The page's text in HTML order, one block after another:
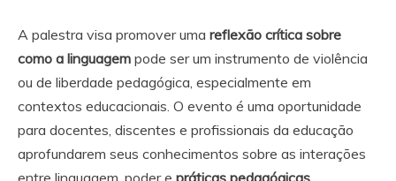
A palestra visa promover uma reflexão crítica sobre
como a linguagem pode ser um instrumento de violência
ou de liberdade pedagógica, especialmente em
contextos educacionais. O evento é uma oportunidade
para docentes, discentes e profissionais da educação
aprofundarem seus conhecimentos sobre as interações
entre linguagem, poder e práticas pedagógicas